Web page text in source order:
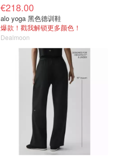
€218.00
alo yoga 黑色德训鞋
爆款！戳我解锁更多颜色！
Dealmoon